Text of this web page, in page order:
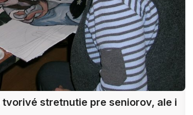
tvorivé stretnutie pre seniorov, ale i